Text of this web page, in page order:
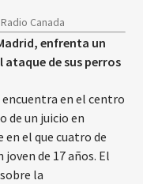
Canada
enfrenta un
ataque de sus perros
encuentra en el centro
de un juicio en
el que cuatro de
de 17 años. El
la